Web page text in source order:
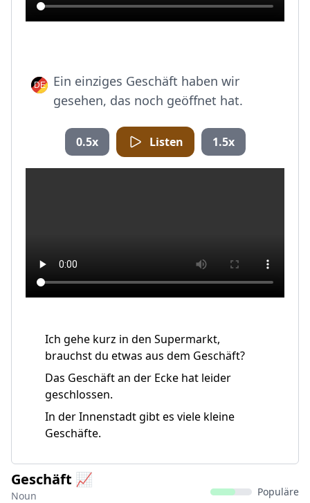
Ein einziges Geschäft haben wir
gesehen, das noch geöffnet hat.
0.5x Listen 1.5x
Ich gehe kurz in den Supermarkt,
brauchst du etwas aus dem Geschäft?
Das Geschäft an der Ecke hat leider
geschlossen.
In der Innenstadt gibt es viele kleine
Geschäfte.
Geschäft 📈
Noun Populäre